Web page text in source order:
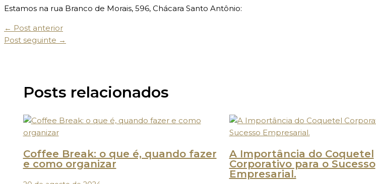
Estamos na rua Branco de Morais, 596, Chácara Santo Antônio:
← Post anterior
Post seguinte →
Posts relacionados
Coffee Break: o que é, quando fazer
e como organizar
A Importância do Coquetel
Corporativo para o Sucesso
Empresarial.